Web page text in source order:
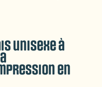
unisexe à
en